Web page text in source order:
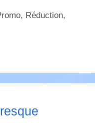
, Réduction,